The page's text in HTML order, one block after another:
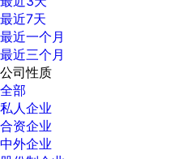
最近7天
最近一个月
最近三个月
公司性质
全部
私人企业
合资企业
中外企业